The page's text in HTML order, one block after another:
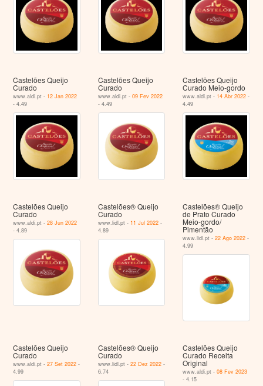
Castelões Queijo
Curado
www.aldi.pt - 12 Jan 2022
- 4.49
Castelões Queijo
Curado
www.aldi.pt - 09 Fev 2022
- 4.49
Castelões Queijo
Curado Meio-gordo
www.aldi.pt - 14 Abr 2022 -
4.49
Castelões Queijo
Curado
www.aldi.pt -28 Jun 2022
- 4.89
Castelões® Queijo
Curado
www.lidl.pt - 11 Jul 2022-
4.89
Castelões® Queijo
de Prato Curado
Meio-gordo/
Pimentão
www.lidl.pt -22 Ago 2022 -
4.99
Castelões Queijo
Curado
www.aldi.pt -27 Set 2022 -
4.99
Castelões® Queijo
Curado
www.lidl.pt - 22 Dez 2022-
6.74
Castelões Queijo
Curado Receita
Original
www.aldi.pt -08 Fev 2023
- 4.15